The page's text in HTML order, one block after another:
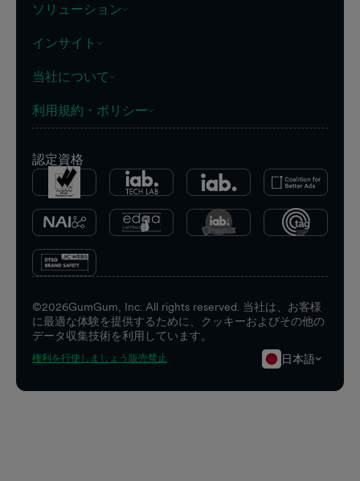
ソリューション
インサイト
当社について
利用規約・ポリシー
認定資格
©2026GumGum, Inc. All rights reserved. 当社は、お客様
に最適な体験を提供するために、クッキーおよびその他の
データ収集技術を利用しています。
権利を行使しましょう 販売禁止 日本語